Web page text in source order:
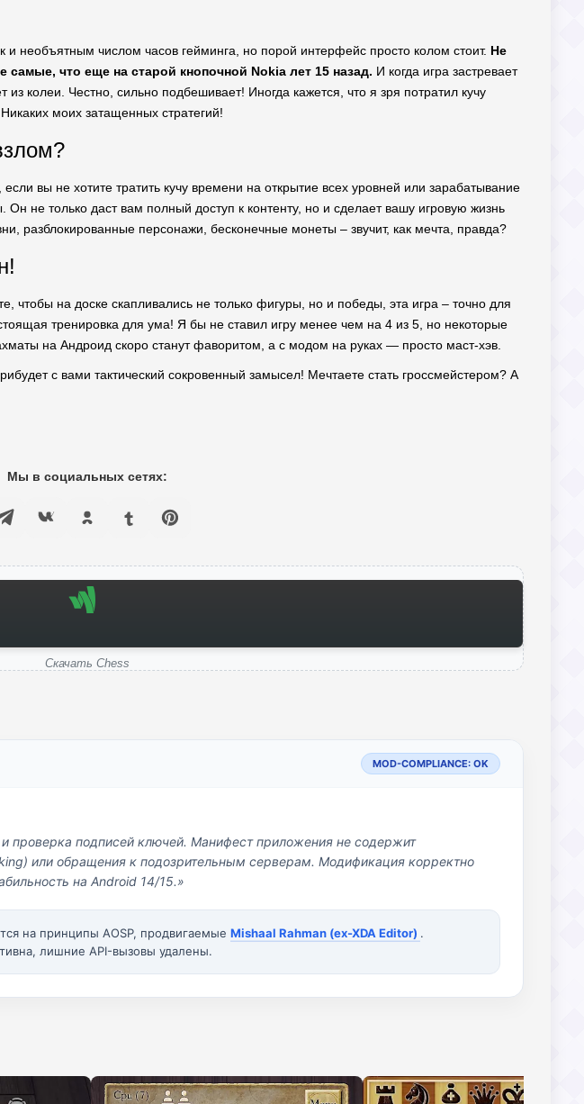
необъятным числом часов гейминга, но порой интерфейс просто колом стоит. Не
самые, что еще на старой кнопочной Nokia лет 15 назад. И когда игра застревает
из колеи. Честно, сильно подбешивает! Иногда кажется, что я зря потратил кучу
моих затащенных стратегий!
вы не хотите тратить кучу времени на открытие всех уровней или зарабатывание
не только даст вам полный доступ к контенту, но и сделает вашу игровую жизнь
разблокированные персонажи, бесконечные монеты – звучит, как мечта, правда?
чтобы на доске скапливались не только фигуры, но и победы, эта игра – точно для
тренировка для ума! Я бы не ставил игру менее чем на 4 из 5, но некоторые
на Андроид скоро станут фаворитом, а с модом на руках — просто маст-хэв.
с вами тактический сокровенный замысел! Мечтаете стать гроссмейстером? А
Мы в социальных сетях:
Скачать Chess
MOD-COMPLIANCE: OK
и проверка подписей ключей. Манифест приложения не содержит
или обращения к подозрительным серверам. Модификация корректно
на Android 14/15.»
на принципы AOSP, продвигаемые Mishaal Rahman (ex-XDA Editor) .
лишние API-вызовы удалены.